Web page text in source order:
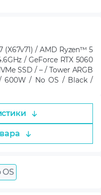
(X67v71) / AMD Ryzen™ 5
/ GeForce RTX 5060
SSD / – / Tower ARGB
600W / No OS / Black /
OS